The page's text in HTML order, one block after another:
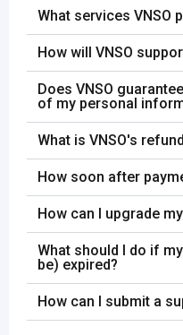
What services VNSO
How will VNSO
Does VNSO
of my personal
What is VNSO's
How soon after
How can I upgrade
What should I do if
be) expired?
How can I submit a